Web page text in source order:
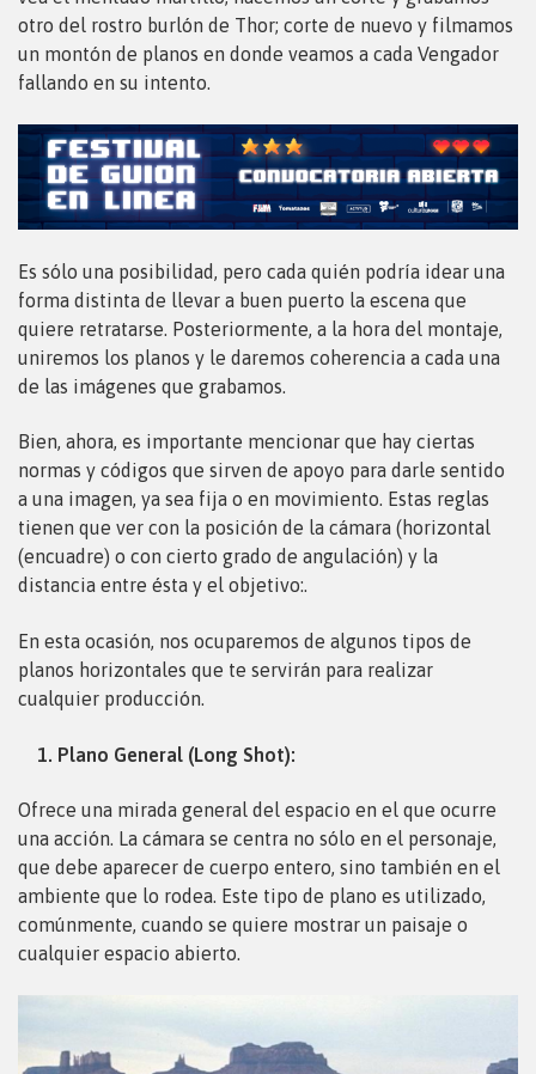
otro del rostro burlón de Thor; corte de nuevo y filmamos
un montón de planos en donde veamos a cada Vengador
fallando en su intento.
Es sólo una posibilidad, pero cada quién podría idear una
forma distinta de llevar a buen puerto la escena que
quiere retratarse. Posteriormente, a la hora del montaje,
uniremos los planos y le daremos coherencia a cada una
de las imágenes que grabamos.
Bien, ahora, es importante mencionar que hay ciertas
normas y códigos que sirven de apoyo para darle sentido
a una imagen, ya sea fija o en movimiento. Estas reglas
tienen que ver con la posición de la cámara (horizontal
(encuadre) o con cierto grado de angulación) y la
distancia entre ésta y el objetivo:.
En esta ocasión, nos ocuparemos de algunos tipos de
planos horizontales que te servirán para realizar
cualquier producción.
1. Plano General (Long Shot):
Ofrece una mirada general del espacio en el que ocurre
una acción. La cámara se centra no sólo en el personaje,
que debe aparecer de cuerpo entero, sino también en el
ambiente que lo rodea. Este tipo de plano es utilizado,
comúnmente, cuando se quiere mostrar un paisaje o
cualquier espacio abierto.